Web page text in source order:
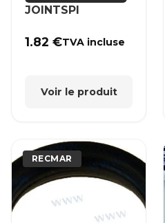
JOINTSPI
1.82€TVA incluse
Voir le produit
RECMAR